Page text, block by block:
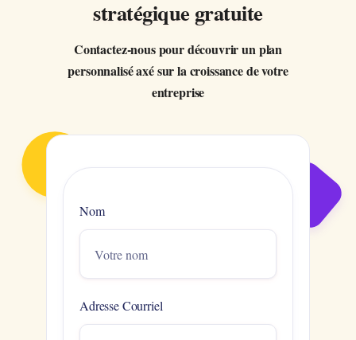
stratégique gratuite
Contactez-nous pour découvrir un plan
personnalisé axé sur la croissance de votre
entreprise
Nom
Adresse Courriel